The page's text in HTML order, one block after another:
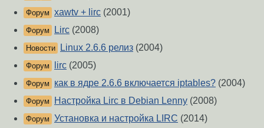
Форум xawtv + lirc (2001)
Форум Lirc (2008)
Новости Linux 2.6.6 релиз (2004)
Форум lirc (2005)
Форум как в ядре 2.6.6 включается iptables? (2004)
Форум Настройка Lirc в Debian Lenny (2008)
Форум Установка и настройка LIRC (2014)